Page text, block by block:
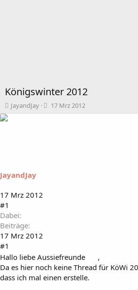
Königswinter 2012
T
h
a
t
JayandJay
B
e
17 Mrz 2012
JayandJay
17 Mrz 2012
#1
Dabei
Beiträge
17 Mrz 2012
#1
Hallo liebe Aussiefreunde
,
Da es hier noch keine Thread für KöWi
dass ich mal einen erstelle.